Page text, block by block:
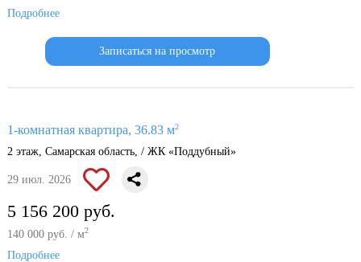
Подробнее
Записаться на просмотр
1-комнатная квартира, 36.83 м2
2 этаж, Самарская область, / ЖК «Поддубный»
29 июл. 2026
5 156 200 руб.
140 000 руб. / м2
Подробнее